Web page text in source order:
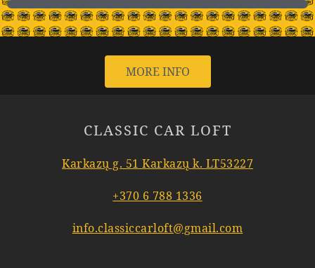
MORE INFO
CLASSIC CAR LOFT
Karkazų g. 51 Karkazų k. LT53227
+370 6 788 1336
info.classiccarloft@gmail.com